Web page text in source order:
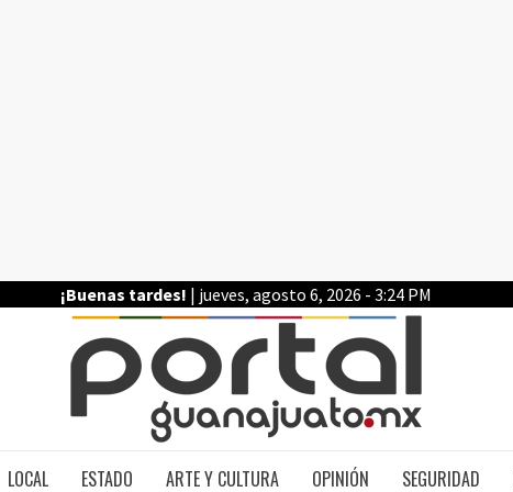
¡Buenas tardes! | jueves, agosto 6, 2026 - 3:24 PM
LOCAL ESTADO ARTE Y CULTURA OPINIÓN SEGURIDAD